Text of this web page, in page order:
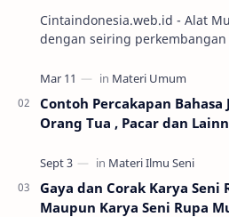
Cintaindonesia.web.id - Alat Musik Tanjidor berkembang
dengan seiring perkembangan
Contoh Percakapan Bahasa
Orang Tua , Pacar dan
Gaya dan Corak Karya Seni
Maupun Karya Seni Rupa